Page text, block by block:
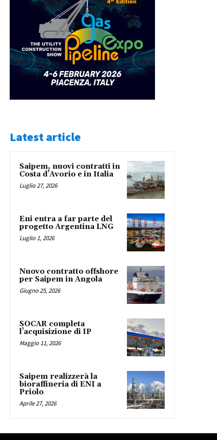
Latest article
Saipem, nuovi contratti in
Costa d’Avorio e in Italia
Luglio 27, 2026
Eni entra a far parte del
progetto Argentina LNG
Luglio 1, 2026
Nuovo contratto offshore
per Saipem in Angola
Giugno 25, 2026
SOCAR completa
l’acquisizione di IP
Maggio 11, 2026
Saipem realizzerà la
bioraffineria di ENI a
Priolo
Aprile 27, 2026